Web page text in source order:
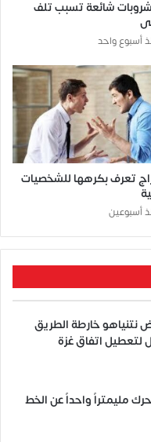
شائعة تسبب تلف
أسبوع واحد
تعرف بكرهها للشخصيات
أسبوعين
نتنياهو خارطة الطريق
لتعطيل اتفاق غزة
مليمتراً واحداً عن الخط